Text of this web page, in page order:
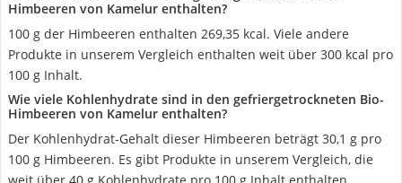
Himbeeren von Kamelur enthalten?
100 g der Himbeeren enthalten 269,35 kcal. Viele andere
Produkte in unserem Vergleich enthalten weit über 300 kcal pro
100 g Inhalt.
Wie viele Kohlenhydrate sind in den gefriergetrockneten Bio-
Himbeeren von Kamelur enthalten?
Der Kohlenhydrat-Gehalt dieser Himbeeren beträgt 30,1 g pro
100 g Himbeeren. Es gibt Produkte in unserem Vergleich, die